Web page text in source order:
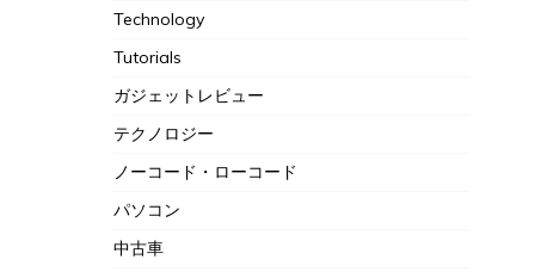
Technology
Tutorials
ガジェットレビュー
テクノロジー
ノーコード・ローコード
パソコン
中古車